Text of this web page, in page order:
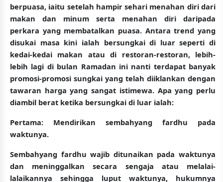
berpuasa, iaitu setelah hampir sehari menahan diri dari
makan dan minum serta menahan diri daripada
perkara yang membatalkan puasa. Antara trend yang
disukai masa kini ialah bersungkai di luar seperti di
kedai-kedai makan atau di restoran-restoran, lebih-
lebih lagi di bulan Ramadan ini nanti terdapat banyak
promosi-promosi sungkai yang telah diiklankan dengan
tawaran harga yang sangat istimewa. Apa yang perlu
diambil berat ketika bersungkai di luar ialah:
Pertama: Mendirikan sembahyang fardhu pada
waktunya.
Sembahyang fardhu wajib ditunaikan pada waktunya
dan meninggalkan secara sengaja atau melalai-
lalaikannya sehingga luput waktunya, hukumnya